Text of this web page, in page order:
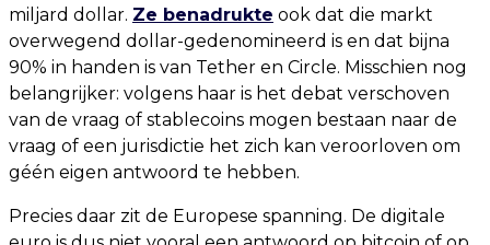
miljard dollar. Ze benadrukte ook dat die markt
overwegend dollar-gedenomineerd is en dat bijna
90% in handen is van Tether en Circle. Misschien nog
belangrijker: volgens haar is het debat verschoven
van de vraag of stablecoins mogen bestaan naar de
vraag of een jurisdictie het zich kan veroorloven om
géén eigen antwoord te hebben.
Precies daar zit de Europese spanning. De digitale